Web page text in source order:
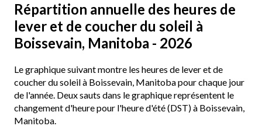
Répartition annuelle des heures de
lever et de coucher du soleil à
Boissevain, Manitoba - 2026
Le graphique suivant montre les heures de lever et de
coucher du soleil à Boissevain, Manitoba pour chaque jour
de l'année. Deux sauts dans le graphique représentent le
changement d'heure pour l'heure d'été (DST) à Boissevain,
Manitoba.